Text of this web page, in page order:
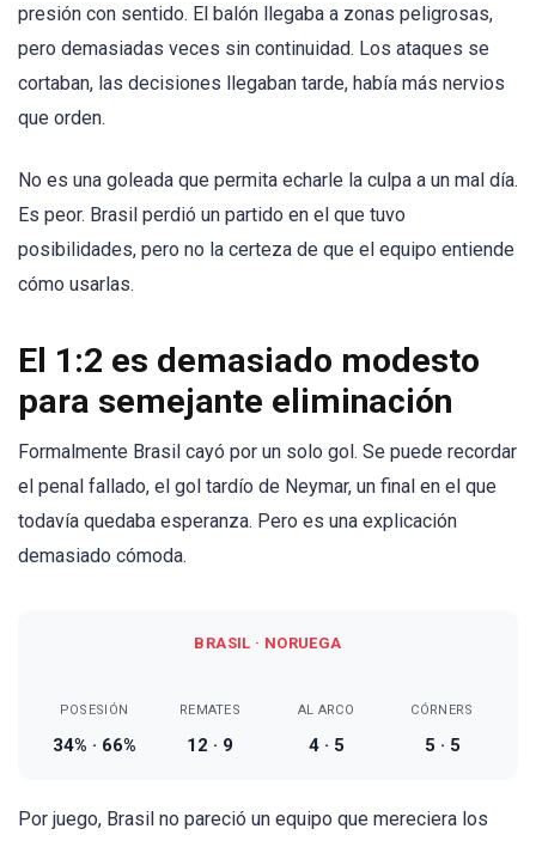
presión con sentido. El balón llegaba a zonas peligrosas,
pero demasiadas veces sin continuidad. Los ataques se
cortaban, las decisiones llegaban tarde, había más nervios
que orden.
No es una goleada que permita echarle la culpa a un mal día.
Es peor. Brasil perdió un partido en el que tuvo
posibilidades, pero no la certeza de que el equipo entiende
cómo usarlas.
El 1:2 es demasiado modesto
para semejante eliminación
Formalmente Brasil cayó por un solo gol. Se puede recordar
el penal fallado, el gol tardío de Neymar, un final en el que
todavía quedaba esperanza. Pero es una explicación
demasiado cómoda.
BRASIL · NORUEGA
POSESIÓN
34% · 66%
REMATES
12 · 9
AL ARCO
4 · 5
CÓRNERS
5 · 5
Por juego, Brasil no pareció un equipo que mereciera los